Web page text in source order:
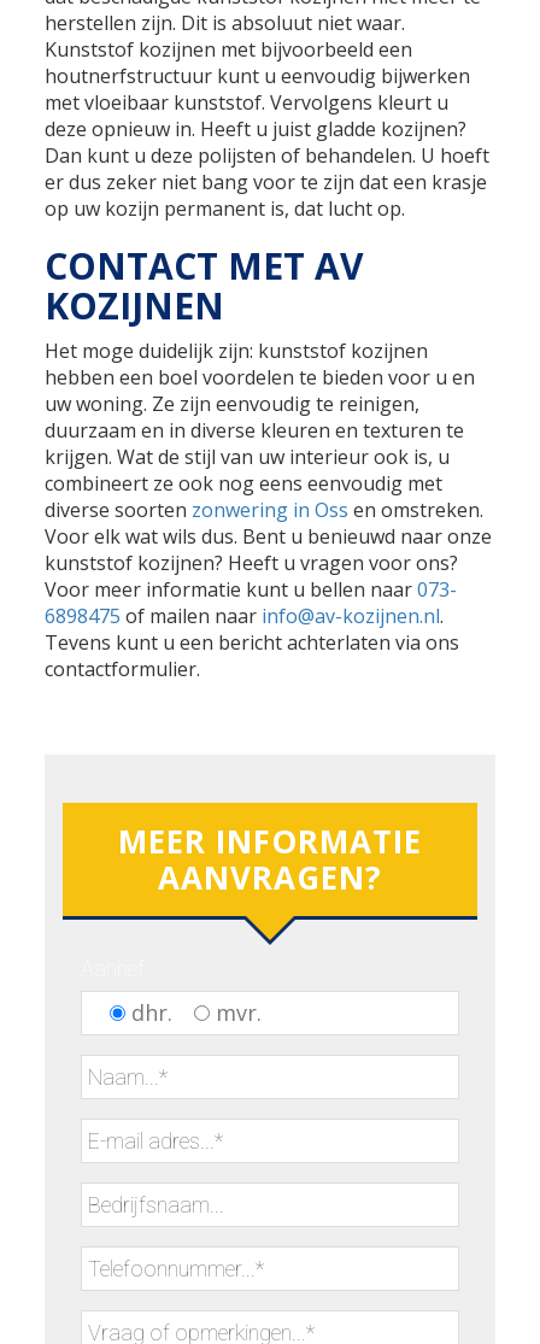
herstellen zijn. Dit is absoluut niet waar.
Kunststof kozijnen met bijvoorbeeld een
houtnerfstructuur kunt u eenvoudig bijwerken
met vloeibaar kunststof. Vervolgens kleurt u
deze opnieuw in. Heeft u juist gladde kozijnen?
Dan kunt u deze polijsten of behandelen. U hoeft
er dus zeker niet bang voor te zijn dat een krasje
op uw kozijn permanent is, dat lucht op.
CONTACT MET AV
KOZIJNEN
Het moge duidelijk zijn: kunststof kozijnen
hebben een boel voordelen te bieden voor u en
uw woning. Ze zijn eenvoudig te reinigen,
duurzaam en in diverse kleuren en texturen te
krijgen. Wat de stijl van uw interieur ook is, u
combineert ze ook nog eens eenvoudig met
diverse soorten zonwering in Oss en omstreken.
Voor elk wat wils dus. Bent u benieuwd naar onze
kunststof kozijnen? Heeft u vragen voor ons?
Voor meer informatie kunt u bellen naar073-
6898475 of mailen naar info@av-kozijnen.nl.
Tevens kunt u een bericht achterlaten via ons
contactformulier.
MEER INFORMATIE
AANVRAGEN?
dhr. mvr.